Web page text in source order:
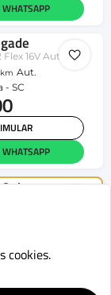
WHATSAPP
16V Aut.
km Aut.
- SC
WHATSAPP
Onix
cookies.